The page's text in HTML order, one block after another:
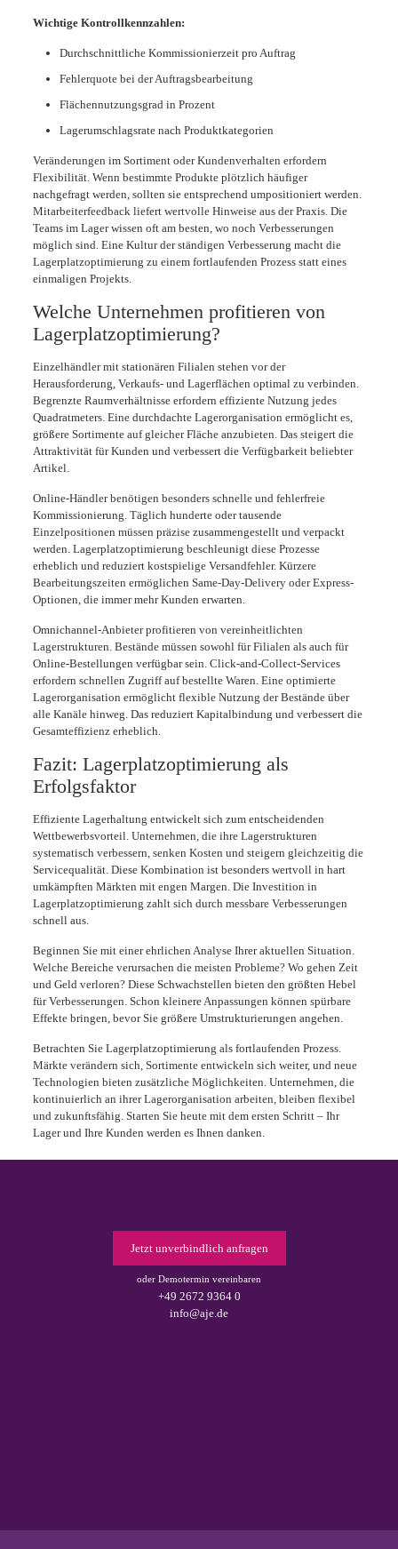
Wichtige Kontrollkennzahlen:
Durchschnittliche Kommissionierzeit pro Auftrag
Fehlerquote bei der Auftragsbearbeitung
Flächennutzungsgrad in Prozent
Lagerumschlagsrate nach Produktkategorien
Veränderungen im Sortiment oder Kundenverhalten erfordern
Flexibilität. Wenn bestimmte Produkte plötzlich häufiger
nachgefragt werden, sollten sie entsprechend umpositioniert werden.
Mitarbeiterfeedback liefert wertvolle Hinweise aus der Praxis. Die
Teams im Lager wissen oft am besten, wo noch Verbesserungen
möglich sind. Eine Kultur der ständigen Verbesserung macht die
Lagerplatzoptimierung zu einem fortlaufenden Prozess statt eines
einmaligen Projekts.
Welche Unternehmen profitieren von
Lagerplatzoptimierung?
Einzelhändler mit stationären Filialen stehen vor der
Herausforderung, Verkaufs- und Lagerflächen optimal zu verbinden.
Begrenzte Raumverhältnisse erfordern effiziente Nutzung jedes
Quadratmeters. Eine durchdachte Lagerorganisation ermöglicht es,
größere Sortimente auf gleicher Fläche anzubieten. Das steigert die
Attraktivität für Kunden und verbessert die Verfügbarkeit beliebter
Artikel.
Online-Händler benötigen besonders schnelle und fehlerfreie
Kommissionierung. Täglich hunderte oder tausende
Einzelpositionen müssen präzise zusammengestellt und verpackt
werden. Lagerplatzoptimierung beschleunigt diese Prozesse
erheblich und reduziert kostspielige Versandfehler. Kürzere
Bearbeitungszeiten ermöglichen Same-Day-Delivery oder Express-
Optionen, die immer mehr Kunden erwarten.
Omnichannel-Anbieter profitieren von vereinheitlichten
Lagerstrukturen. Bestände müssen sowohl für Filialen als auch für
Online-Bestellungen verfügbar sein. Click-and-Collect-Services
erfordern schnellen Zugriff auf bestellte Waren. Eine optimierte
Lagerorganisation ermöglicht flexible Nutzung der Bestände über
alle Kanäle hinweg. Das reduziert Kapitalbindung und verbessert die
Gesamteffizienz erheblich.
Fazit: Lagerplatzoptimierung als
Erfolgsfaktor
Effiziente Lagerhaltung entwickelt sich zum entscheidenden
Wettbewerbsvorteil. Unternehmen, die ihre Lagerstrukturen
systematisch verbessern, senken Kosten und steigern gleichzeitig die
Servicequalität. Diese Kombination ist besonders wertvoll in hart
umkämpften Märkten mit engen Margen. Die Investition in
Lagerplatzoptimierung zahlt sich durch messbare Verbesserungen
schnell aus.
Beginnen Sie mit einer ehrlichen Analyse Ihrer aktuellen Situation.
Welche Bereiche verursachen die meisten Probleme? Wo gehen Zeit
und Geld verloren? Diese Schwachstellen bieten den größten Hebel
für Verbesserungen. Schon kleinere Anpassungen können spürbare
Effekte bringen, bevor Sie größere Umstrukturierungen angehen.
Betrachten Sie Lagerplatzoptimierung als fortlaufenden Prozess.
Märkte verändern sich, Sortimente entwickeln sich weiter, und neue
Technologien bieten zusätzliche Möglichkeiten. Unternehmen, die
kontinuierlich an ihrer Lagerorganisation arbeiten, bleiben flexibel
und zukunftsfähig. Starten Sie heute mit dem ersten Schritt – Ihr
Lager und Ihre Kunden werden es Ihnen danken.
Jetzt unverbindlich anfragen
oder Demotermin vereinbaren
+49 2672 9364 0
info@aje.de